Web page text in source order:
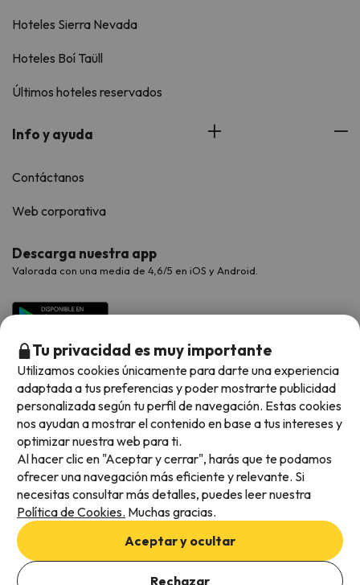
Hoteles Sierra Nevada
Hoteles Boí Taüll
Últimos hoteles reservados
Info y ayuda
Contáctanos
Web corporativa
Descarga nuestra app
Valorada con una media de 4,6/5 en iOS y Android.
Métodos de pago disponibles
Condiciones generales
Privacidad de datos
Política de cookies
Tu privacidad es muy importante
Utilizamos cookies únicamente para darte una experiencia
adaptada a tus preferencias y poder mostrarte publicidad
personalizada según tu perfil de navegación. Estas cookies
nos ayudan a mostrar el contenido en base a tus intereses y
optimizar nuestra web para ti.
Al hacer clic en "Aceptar y cerrar", harás que te podamos
ofrecer una navegación más eficiente y relevante. Si
necesitas consultar más detalles, puedes leer nuestra
Política de Cookies. Muchas gracias.
Aceptar y ocultar
Rechazar